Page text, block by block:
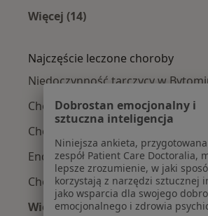
Więcej (14)
Najczęście leczone choroby
Niedoczynność tarczycy w
Choroby endokrynologiczne w
Choroby ginekologiczne w Bytomiu
Endometrioza w Bytomiu
Choroba Hashimoto w Bytomiu
Więcej (15)
Dobrostan emocjonalny i
sztuczna inteligencja
Niniejsza ankieta,
zespół Patient Care Doctoralia,
lepsze zrozumienie, w jaki
korzystają z narzędzi sztucznej
jako wsparcia dla swojego
emocjonalnego i zdrowia